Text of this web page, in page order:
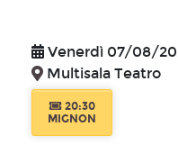
Venerdì 07/08/
Multisala Teatro
20:30
MIGNON